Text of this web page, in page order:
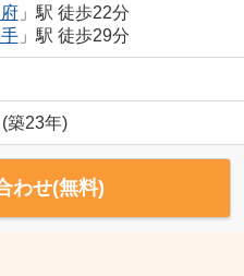
」駅 徒歩22分
」駅 徒歩29分
築23年)
わせ(無料)